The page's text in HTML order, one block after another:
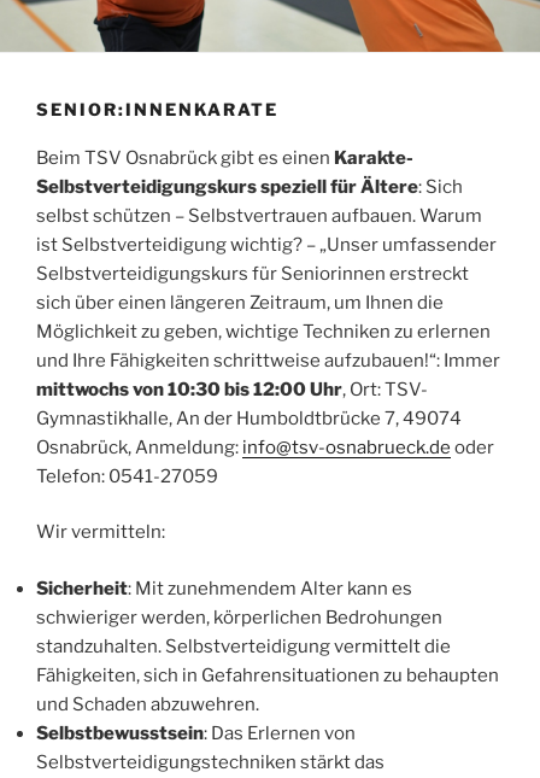
SENIOR:INNENKARATE
Beim TSV Osnabrück gibt es einen Karakte-
Selbstverteidigungskurs speziell für Ältere: Sich
selbst schützen – Selbstvertrauen aufbauen. Warum
ist Selbstverteidigung wichtig? – „Unser umfassender
Selbstverteidigungskurs für Seniorinnen erstreckt
sich über einen längeren Zeitraum, um Ihnen die
Möglichkeit zu geben, wichtige Techniken zu erlernen
und Ihre Fähigkeiten schrittweise aufzubauen!“: Immer
mittwochs von 10:30 bis 12:00 Uhr, Ort: TSV-
Gymnastikhalle, An der Humboldtbrücke 7, 49074
Osnabrück, Anmeldung: info@tsv-osnabrueck.de oder
Telefon: 0541-27059
Wir vermitteln:
Sicherheit: Mit zunehmendem Alter kann es
schwieriger werden, körperlichen Bedrohungen
standzuhalten. Selbstverteidigung vermittelt die
Fähigkeiten, sich in Gefahrensituationen zu behaupten
und Schaden abzuwehren.
Selbstbewusstsein: Das Erlernen von
Selbstverteidigungstechniken stärkt das